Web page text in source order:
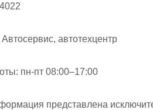
Автосервис, автотехцентр
пн-пт 08:00–17:00
представлена